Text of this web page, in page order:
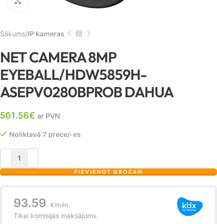
Sākums IP kameras
NET CAMERA 8MP
EYEBALL/HDW5859H-
ASEPV0280BPROB DAHUA
561.56€ ar PVN
Noliktavā 7 prece/-es
PIEVIENOT GROZAM